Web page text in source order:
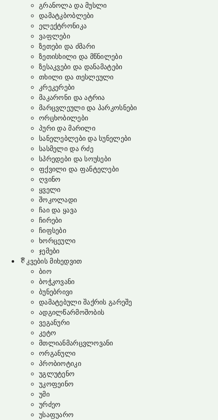
გრანოლა და მუსლი
დამატკბობლები
ელექტრონიკა
ვაფლები
ზეთები და ძმარი
ზეთისხილი და მწნილები
ზესაკვები და დანამატები
თხილი და თესლეული
კრეკერები
მაკარონი და ატრია
მარცვლეული და პარკოსნები
ორცხობილები
პური და მარილი
სანელებლები და სუნელები
სასმელი და რძე
სპრედები და სოუსები
ფქვილი და ფანტელები
ღვინო
ყველი
შოკოლადი
ჩაი და ყავა
ჩირები
ჩიფსები
ხორცეული
ჯემები
კვების მიხედვით
ბიო
ბოჭკოვანი
ბუნებრივი
დამატებული შაქრის გარეშე
ადგილწარმოშობის
ვეგანური
კეტო
მთლიანმარცვლოვანი
ორგანული
პრობიოტიკი
უგლუტენო
უკოფეინო
უმი
ურძეო
უსაფუარო